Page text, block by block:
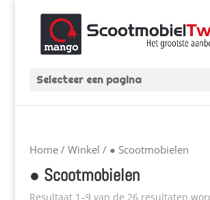
Selecteer een pagina
Home/ Winkel / ● Scootmobielen
● Scootmobielen
Resultaat 1–9 van de 26 resultaten